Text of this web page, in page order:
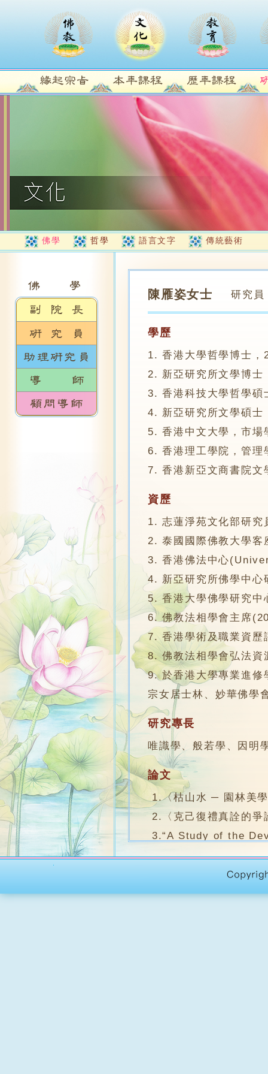
佛學 哲學 語言文字 傳統藝術
陳雁姿女士 研究員
學歷
1. 香港大學哲學博士，
2. 新亞研究所文學博士
3. 香港科技大學哲學碩
4. 新亞研究所文學碩士
5. 香港中文大學，市場
6. 香港理工學院，管理
7. 香港新亞文商書院
資歷
1. 志蓮淨苑文化部研究
2. 泰國國際佛教大學客
3. 香港佛法中心
4. 新亞研究所佛學中心
5. 香港大學佛學研究中
6. 佛教法相學會主席
7. 香港學術及職業資
8. 佛教法相學會弘法資
9. 於香港大學專業進修
宗女居士林、妙華佛學
研究專長
唯識學、般若學、因明
論文
1.〈枯山水 ─ 園林美
2.〈克己復禮真詮的
3.“A Study of the
Consciousness
Technology,2001.
4.〈陳那《集量論‧現